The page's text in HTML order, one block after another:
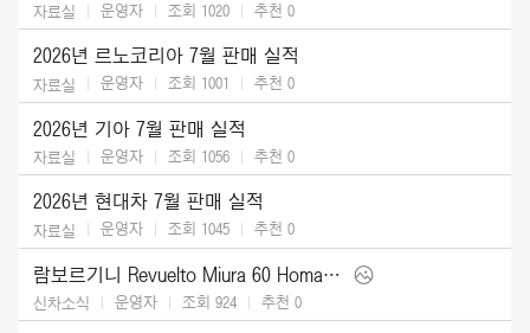
자료실 운영자 조회 1020 추천 0
2026년 르노코리아 7월 판매 실적
자료실 운영자 조회 1001 추천 0
2026년 기아 7월 판매 실적
자료실 운영자 조회 1056 추천 0
2026년 현대차 7월 판매 실적
자료실 운영자 조회 1045 추천 0
람보르기니 Revuelto Miura 60 Homage (2026)
신차소식 운영자 조회 924 추천 0